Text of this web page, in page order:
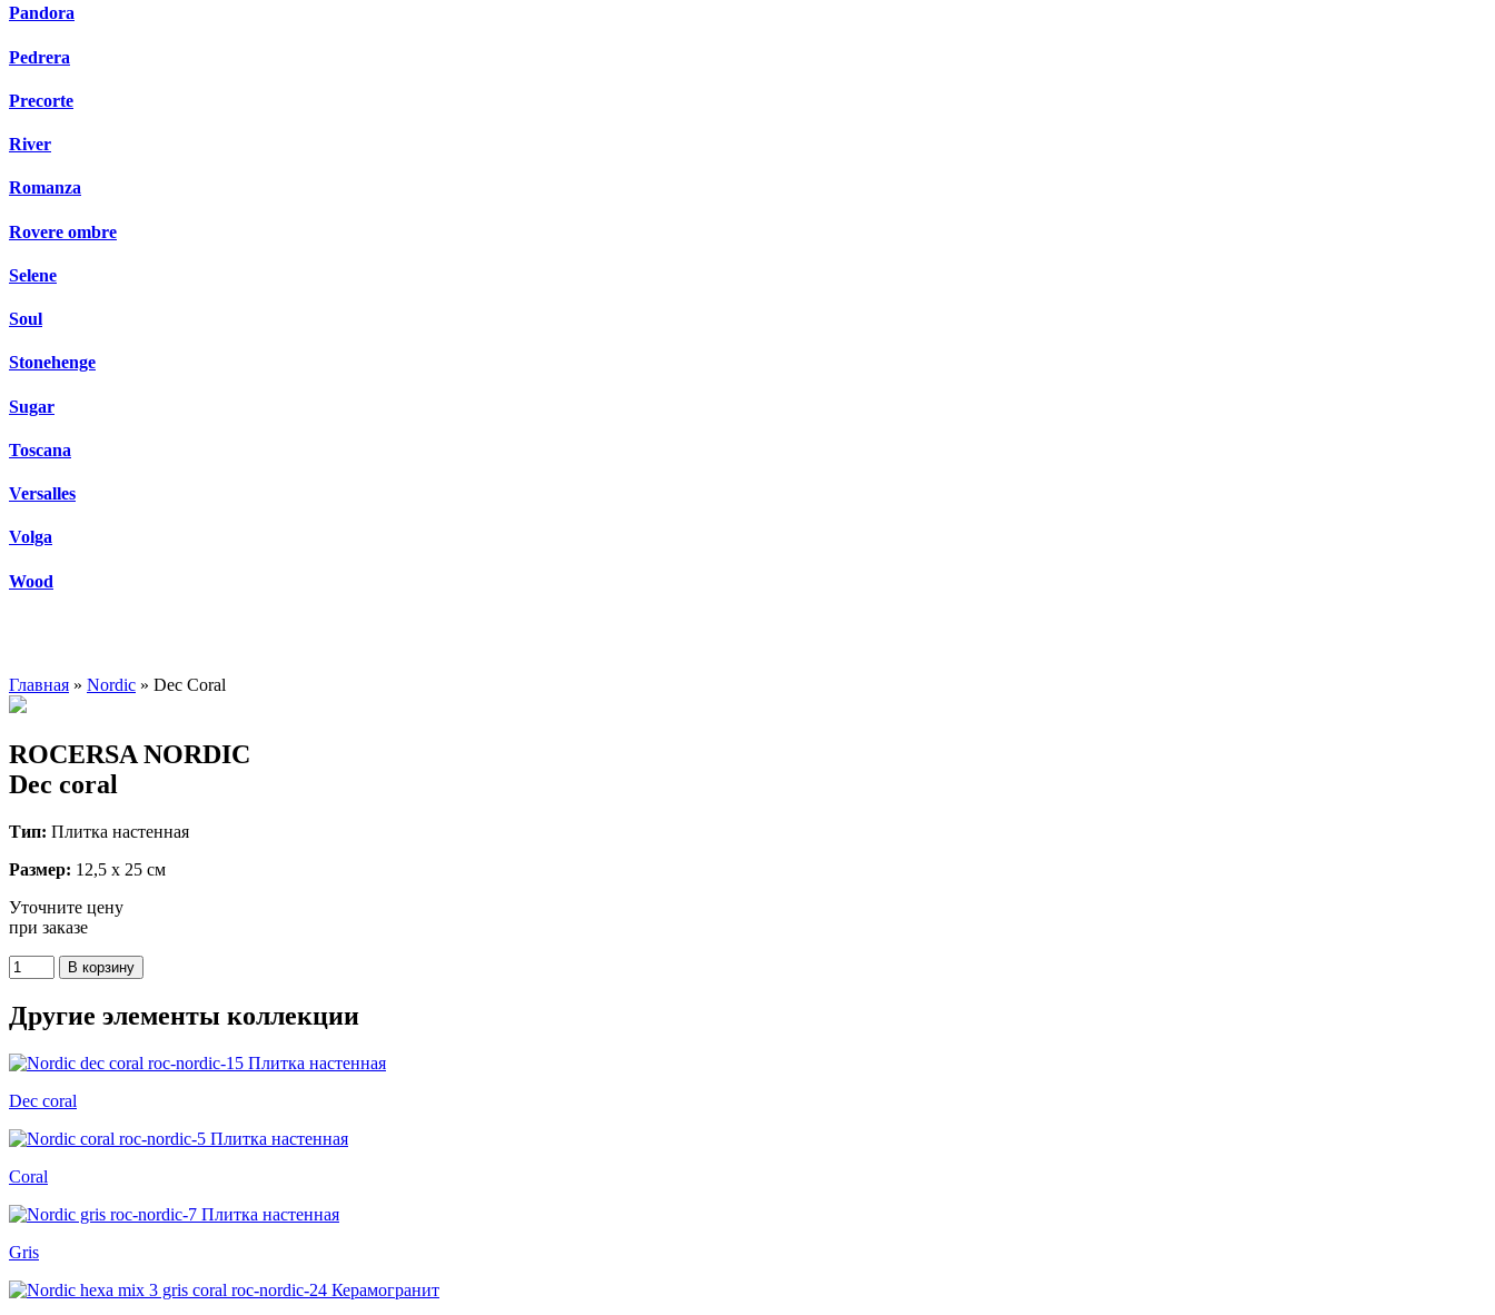
Pandora
Pedrera
Precorte
River
Romanza
Rovere ombre
Selene
Soul
Stonehenge
Sugar
Toscana
Versalles
Volga
Wood
Главная » Nordic » Dec Coral
ROCERSA NORDIC
Dec coral
Тип: Плитка настенная
Размер: 12,5 x 25 см
Уточните цену
при заказе
Другие элементы коллекции
Dec coral
Coral
Gris